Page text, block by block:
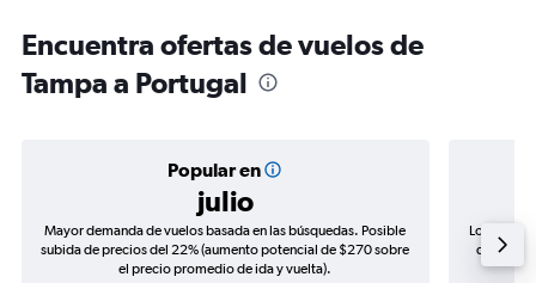
Encuentra ofertas de vuelos de
Tampa a Portugal
Popular en
julio
Mayor demanda de vuelos basada en las búsquedas. Posible
subida de precios del 22% (aumento potencial de $270 sobre
el precio promedio de ida y vuelta).
Los
de